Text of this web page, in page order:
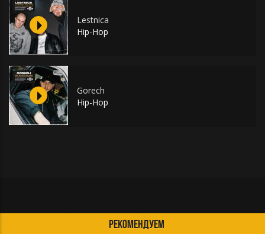
Lestnica
Hip-Hop
Gorech
Hip-Hop
РЕКОМЕНДУЕМ